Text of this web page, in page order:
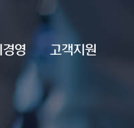
영 고객지원